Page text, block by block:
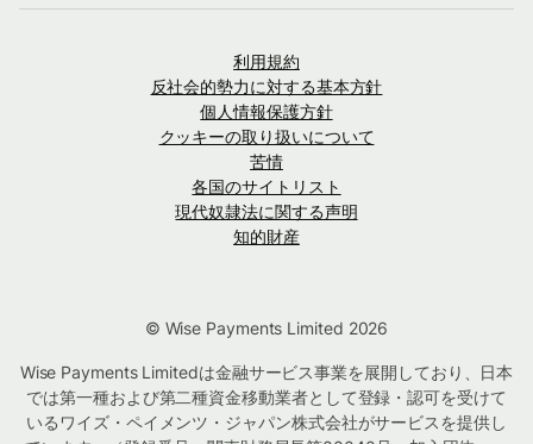
利用規約
反社会的勢力に対する基本方針
個人情報保護方針
クッキーの取り扱いについて
苦情
各国のサイトリスト
現代奴隷法に関する声明
知的財産
© Wise Payments Limited 2026
Wise Payments Limitedは金融サービス事業を展開しており、日本
では第一種および第二種資金移動業者として登録・認可を受けて
いるワイズ・ペイメンツ・ジャパン株式会社がサービスを提供し